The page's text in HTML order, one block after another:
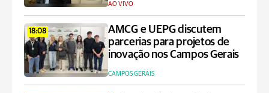
AO VIVO
18:08
AMCG e UEPG discutem
parcerias para projetos de
inovação nos Campos Gerais
CAMPOS GERAIS